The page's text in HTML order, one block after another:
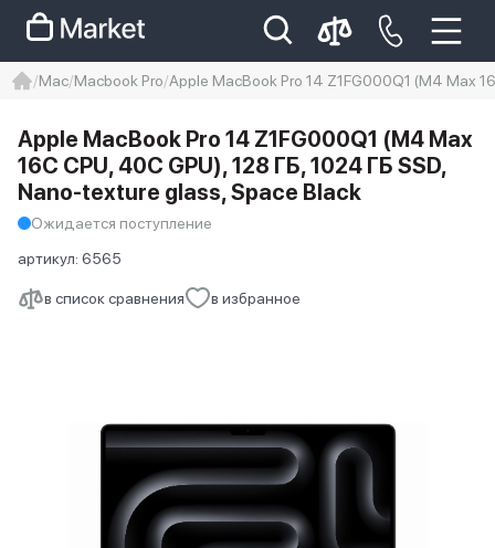
Iphone 14 pro max
айфон 14
Mac Macbook Pro Apple MacBook Pro 14 Z1FG000Q1 (M4 Max
в список сравнения в избранное
Apple MacBook Pro 14 Z1FG000Q1 (M4 Max
16C CPU, 40C GPU), 128 ГБ, 1024 ГБ SSD,
Nano-texture glass, Space Black
Ожидается поступление
артикул: 6565